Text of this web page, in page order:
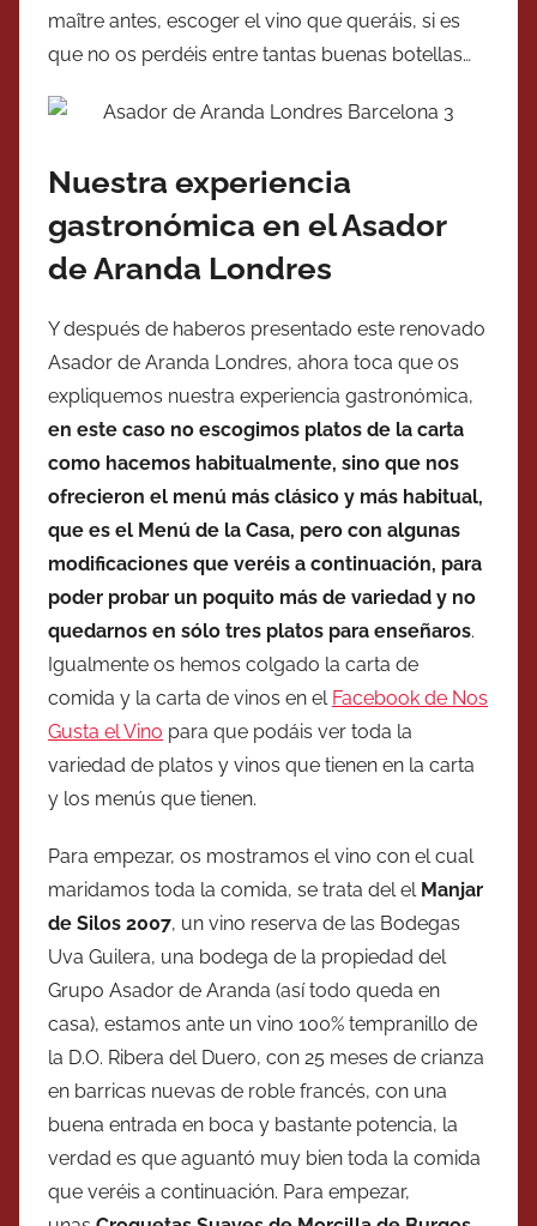
maître antes, escoger el vino que queráis, si es
que no os perdéis entre tantas buenas botellas…
Nuestra experiencia
gastronómica en el Asador
de Aranda Londres
Y después de haberos presentado este renovado
Asador de Aranda Londres, ahora toca que os
expliquemos nuestra experiencia gastronómica,
en este caso no escogimos platos de la carta
como hacemos habitualmente, sino que nos
ofrecieron el menú más clásico y más habitual,
que es el Menú de la Casa, pero con algunas
modificaciones que veréis a continuación, para
poder probar un poquito más de variedad y no
quedarnos en sólo tres platos para enseñaros.
Igualmente os hemos colgado la carta de
comida y la carta de vinos en el Facebook de Nos
Gusta el Vino para que podáis ver toda la
variedad de platos y vinos que tienen en la carta
y los menús que tienen.
Para empezar, os mostramos el vino con el cual
maridamos toda la comida, se trata del el Manjar
de Silos 2007, un vino reserva de las Bodegas
Uva Guilera, una bodega de la propiedad del
Grupo Asador de Aranda (así todo queda en
casa), estamos ante un vino 100% tempranillo de
la D.O. Ribera del Duero, con 25 meses de crianza
en barricas nuevas de roble francés, con una
buena entrada en boca y bastante potencia, la
verdad es que aguantó muy bien toda la comida
que veréis a continuación. Para empezar,